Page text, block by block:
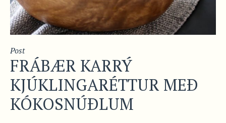
Post
FRÁBÆR KARRÝ
KJÚKLINGARÉTTUR MEÐ
KÓKOSNÚÐLUM